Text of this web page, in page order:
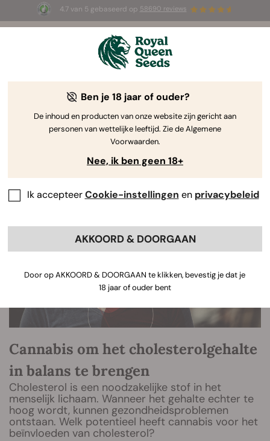
4.7 van 5 gebaseerd op 58690 reviews
3 White Widow Auto zaadjesGRATIS voor de
The RQS Blog
Cannabis Lifestyle Blogs
Cannabis om het cholesterolgehalte
in balans te brengen
Cholesterol is een noodzakelijke stof in het
menselijk lichaam. Wanneer het gehalte echter te
hoog wordt, kunnen gezondheidsproblemen
ontstaan. Welk potentieel heeft cannabis voor het
beïnvloeden van cholesterol?
Ben je 18 jaar of ouder?
De inhoud en producten van onze website zijn gericht aan
personen van wettelijke leeftijd. Zie de Algemene
Voorwaarden.
Nee, ik ben geen 18+
Ik accepteerCookie-instellingen en privacybeleid
AKKOORD & DOORGAAN
Door op AKKOORD & DOORGAAN te klikken, bevestig je dat je
18 jaar of ouder bent